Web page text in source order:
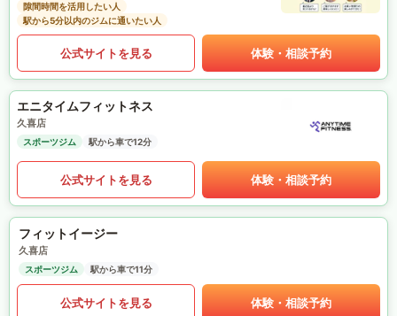
隙間時間を活用したい人
駅から5分以内のジムに通いたい人
公式サイトを見る 体験・相談予約
エニタイムフィットネス
久喜店
スポーツジム 駅から車で12分
公式サイトを見る 体験・相談予約
フィットイージー
久喜店
スポーツジム 駅から車で11分
公式サイトを見る 体験・相談予約